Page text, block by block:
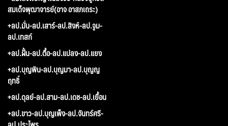
สมเด็จพุฒาจารย์(อาจ อาสภเถระ)
+ลป.มั่น-ลป.เสาร์-ลป.สิงห์-ลป.จูม-
ลป.เทสก์
+ลป.ฝั้น-ลป.ตื้อ-ลป.แปลง-ลป.แยง
+ลป.บุญพิน-ลป.บุญมา-ลป.บุญญ
ฤทธิ์
+ลป.ดุลย์-ลป.สาม-ลป.เดช-ลป.เยื้อน
+ลป.ขาว-ลป.บุญเพ็ง-ลป.จันทร์ศรี-